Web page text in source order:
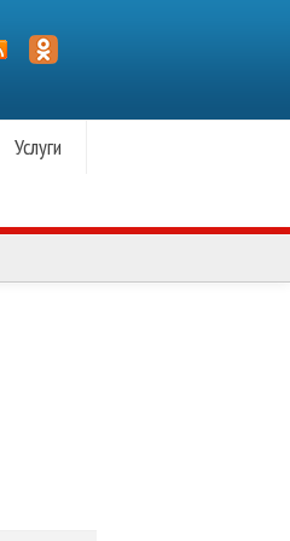
Услуги